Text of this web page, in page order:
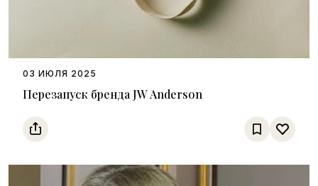
Перезапуск бренда JW Anderson
03 ИЮЛЯ 2025